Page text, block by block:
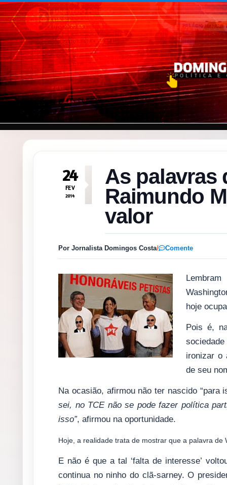
Pular para o conteúdo
24
FEV
2014
As palavras
Raimundo
valor
Por Jornalista Domingos Costa/ Comente
Lembram
hoje
Pois é,
ironizar o
de seu
Na ocasião, afirmou não ter nascido “para
sei, no TCE não se pode fazer política
isso”, afirmou na oportunidade.
Hoje, a realidade trata de mostrar que a palavra de
E não é que a tal ‘falta de interesse’
continua no ninho do clã-sarney. O